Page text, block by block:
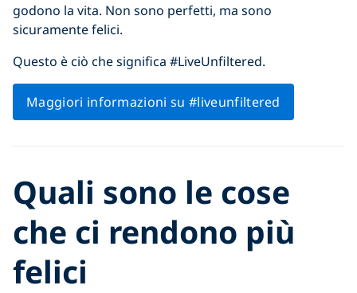
godono la vita. Non sono perfetti, ma sono
sicuramente felici.
Questo è ciò che significa #LiveUnfiltered.
Maggiori informazioni su #liveunfiltered
Quali sono le cose
che ci rendono più
felici